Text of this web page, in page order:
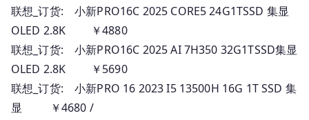
联想_订货: 小新PRO16C 2025 CORE5 24G1TSSD 集显
OLED 2.8K ￥4880
联想_订货: 小新PRO16C 2025 AI 7H350 32G1TSSD集显
OLED 2.8K ￥5690
联想_订货: 小新PRO 16 2023 I5 13500H 16G 1T SSD 集
显 ￥4680 /